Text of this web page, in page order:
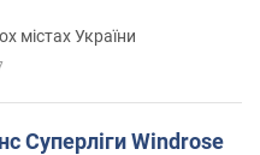
містах України
Суперліги Windrose